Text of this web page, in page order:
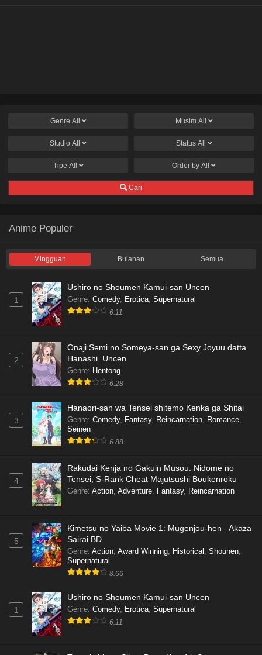
Genre All Musim All
Studio All Status All
Tipe All Order by All
Cari
Anime Populer
Mingguan Bulanan Semua
1
Ushiro no Shoumen Kamui-san Uncen
Genre: Comedy, Erotica Supernatural
6.11
2
Onaji Semi no Someya-san ga Sexy Joyuu datta
Hanashi. Uncen
Genre: Hentong
6.28
3
Hanaori-san wa Tensei shitemo Kenka ga Shitai
Genre: Comedy, Fantasy, Reincarnation Romance
Seinen
6.88
4
Rakudai Kenja no Gakuin Musou: Nidome no
Tensei, S-Rank Cheat Majutsushi Boukenroku
Genre: Action Adventure Fantasy, Reincarnation
5
Kimetsu no Yaiba Movie 1: Mugenjou-hen - Akaza
Sairai BD
Genre: Action Award Winning Historical Shounen
Supernatural
8.66
1
Ushiro no Shoumen Kamui-san Uncen
Genre: Comedy, Erotica Supernatural
6.11